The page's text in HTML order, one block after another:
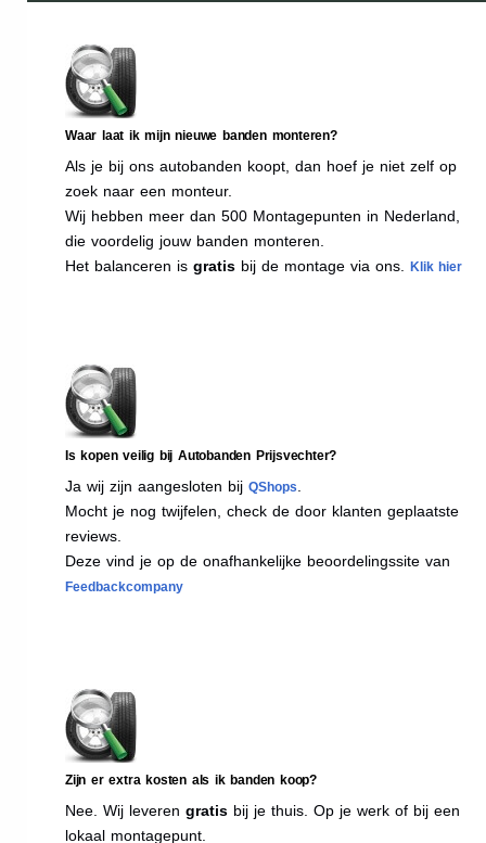
Waar laat ik mijn nieuwe banden monteren?
Als je bij ons autobanden koopt, dan hoef je niet zelf op
zoek naar een monteur.
Wij hebben meer dan 500 Montagepunten in Nederland,
die voordelig jouw banden monteren.
Het balanceren is gratis bij de montage via ons. Klik hier
Is kopen veilig bij Autobanden Prijsvechter?
Ja wij zijn aangesloten bij QShops
Mocht je nog twijfelen, check de door klanten geplaatste
reviews.
Deze vind je op de onafhankelijke beoordelingssite van
Feedbackcompany
Zijn er extra kosten als ik banden koop?
Nee. Wij leveren gratis bij je thuis. Op je werk of bij een
lokaal montagepunt.